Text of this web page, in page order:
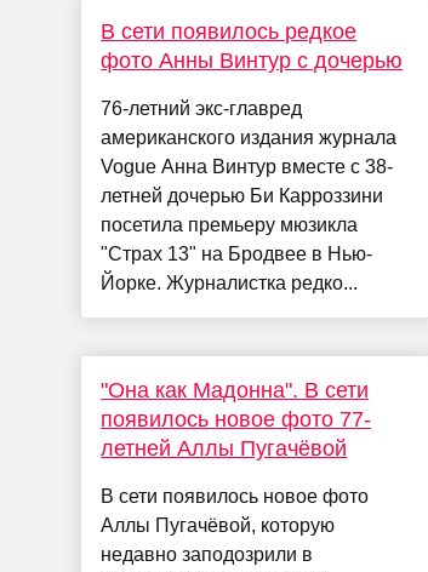
В сети появилось редкое
фото Анны Винтур с дочерью
76-летний экс-главред
американского издания журнала
Vogue Анна Винтур вместе с 38-
летней дочерью Би Карроззини
посетила премьеру мюзикла
"Страх 13" на Бродвее в Нью-
Йорке. Журналистка редко...
"Она как Мадонна". В сети
появилось новое фото 77-
летней Аллы Пугачёвой
В сети появилось новое фото
Аллы Пугачёвой, которую
недавно заподозрили в